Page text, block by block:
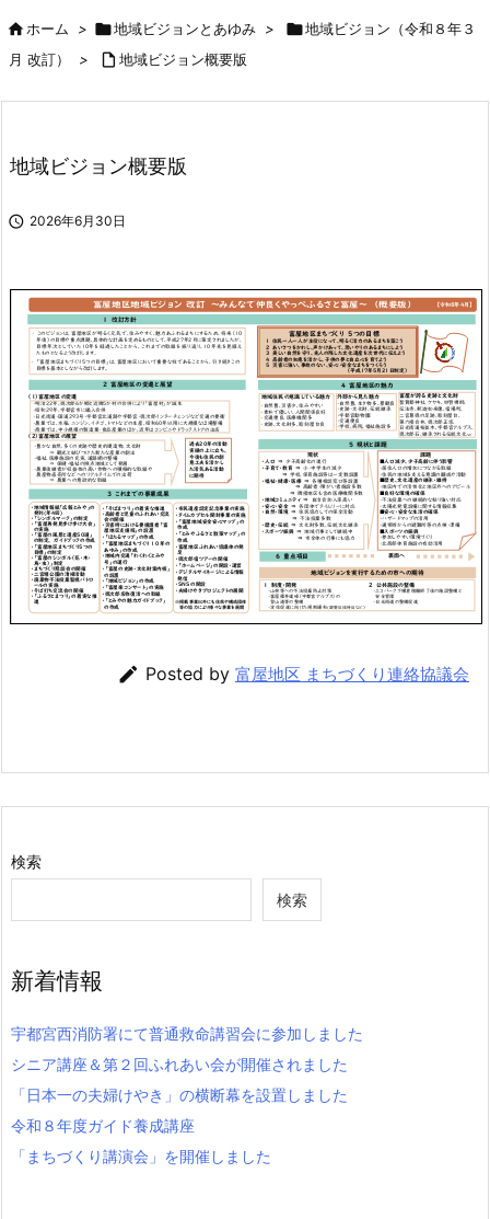
ホーム > 地域ビジョンとあゆみ > 地域ビジョン（令和８年３
月 改訂）
>  地域ビジョン概要版
地域ビジョン概要版
 2026年6月30日
 Posted by 富屋地区 まちづくり連絡協議会
検索
検索
新着情報
宇都宮西消防署にて普通救命講習会に参加しました
シニア講座＆第２回ふれあい会が開催されました
「日本一の夫婦けやき」の横断幕を設置しました
令和８年度ガイド養成講座
「まちづくり講演会」を開催しました